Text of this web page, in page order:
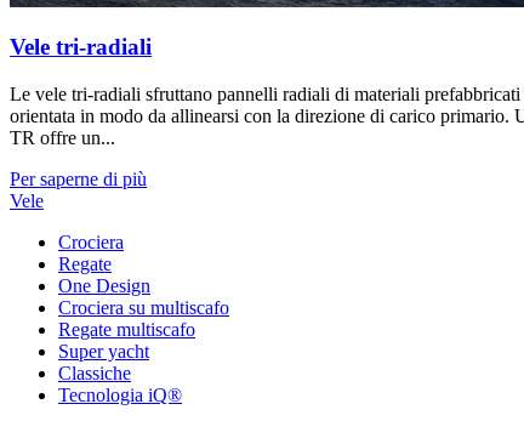
Vele tri-radiali
Le vele tri-radiali sfruttano pannelli radiali di materiali
orientata in modo da allinearsi con la direzione di carico
TR offre un...
Per saperne di più
Vele
Crociera
Regate
One Design
Crociera su multiscafo
Regate multiscafo
Super yacht
Classiche
Tecnologia iQ®